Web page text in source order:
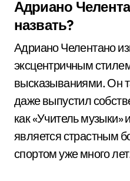
Адриано
назвать?
Адриано Челентано
эксцентричным
высказываниями. Он
даже выпустил
как «Учитель
является страстным
спортом уже много